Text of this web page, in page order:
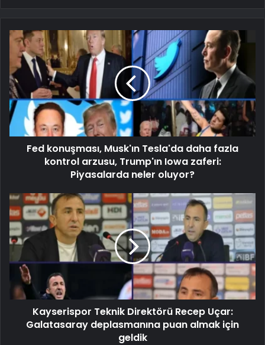
Fed konuşması, Musk'ın Tesla'da daha fazla
kontrol arzusu, Trump'ın Iowa zaferi:
Piyasalarda neler oluyor?
Kayserispor Teknik Direktörü Recep Uçar:
Galatasaray deplasmanına puan almak için
geldik